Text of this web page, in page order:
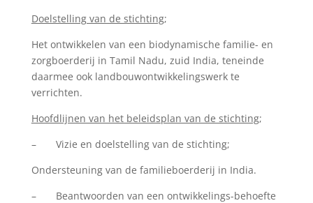
Doelstelling van de stichting;
Het ontwikkelen van een biodynamische familie- en
zorgboerderij in Tamil Nadu, zuid India, teneinde
daarmee ook landbouwontwikkelingswerk te
verrichten.
Hoofdlijnen van het beleidsplan van de stichting;
– Vizie en doelstelling van de stichting;
Ondersteuning van de familieboerderij in India.
– Beantwoorden van een ontwikkelings-behoefte